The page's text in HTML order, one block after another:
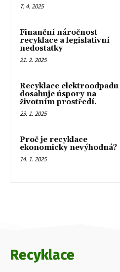
7. 4. 2025
Finanční náročnost
recyklace a legislativní
nedostatky
21. 2. 2025
Recyklace elektroodpadu
dosahuje úspory na
životním prostředí.
23. 1. 2025
Proč je recyklace
ekonomicky nevýhodná?
14. 1. 2025
Recyklace